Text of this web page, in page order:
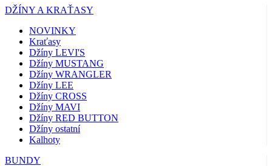
DŽÍNY A KRAŤASY
NOVINKY
Kraťasy
Džíny LEVI'S
Džíny MUSTANG
Džíny WRANGLER
Džíny LEE
Džíny CROSS
Džíny MAVI
Džíny RED BUTTON
Džíny ostatní
Kalhoty
BUNDY